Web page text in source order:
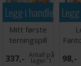
Legg i handlekurven
Mitt første
terningspill
337,- Antall på
lager:1 98,-